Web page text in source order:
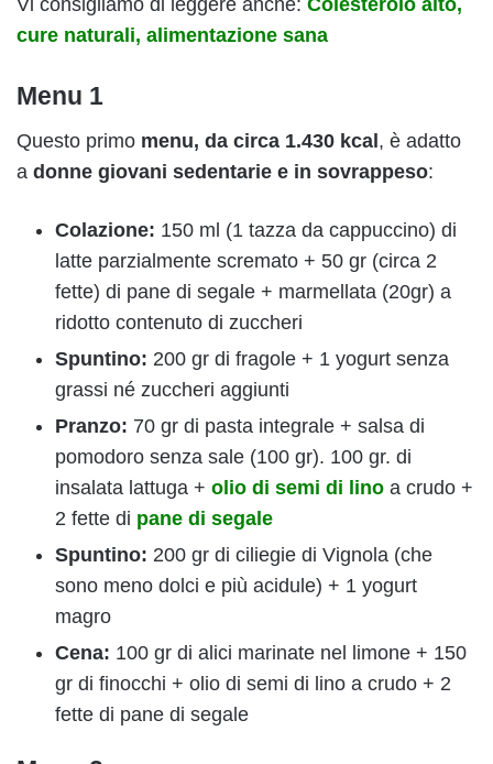
cure naturali, alimentazione sana
Menu 1
Questo primo menu, da circa 1.430 kcal , è adatto
a donne giovani sedentarie e in sovrappeso:
Colazione: 150 ml (1 tazza da cappuccino) di
latte parzialmente scremato + 50 gr (circa 2
fette) di pane di segale + marmellata (20gr) a
ridotto contenuto di zuccheri
Spuntino: 200 gr di fragole + 1 yogurt senza
grassi né zuccheri aggiunti
Pranzo: 70 gr di pasta integrale + salsa di
pomodoro senza sale (100 gr). 100 gr. di
insalata lattuga + olio di semi di lino a crudo +
2 fette di pane di segale
Spuntino: 200 gr di ciliegie di Vignola (che
sono meno dolci e più acidule) + 1 yogurt
magro
Cena: 100 gr di alici marinate nel limone + 150
gr di finocchi + olio di semi di lino a crudo + 2
fette di pane di segale